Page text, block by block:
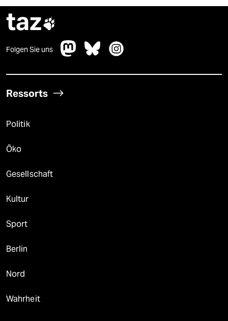
taz
Folgen Sie uns
Ressorts
Politik
Öko
Gesellschaft
Kultur
Sport
Berlin
Nord
Wahrheit